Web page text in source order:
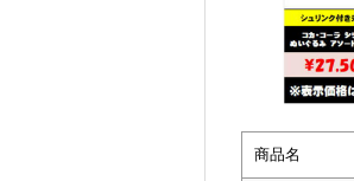
商品名